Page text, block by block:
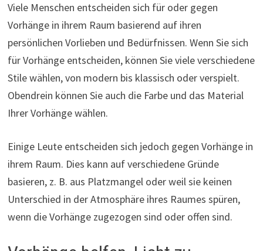
Viele Menschen entscheiden sich für oder gegen
Vorhänge in ihrem Raum basierend auf ihren
persönlichen Vorlieben und Bedürfnissen. Wenn Sie sich
für Vorhänge entscheiden, können Sie viele verschiedene
Stile wählen, von modern bis klassisch oder verspielt.
Obendrein können Sie auch die Farbe und das Material
Ihrer Vorhänge wählen.
Einige Leute entscheiden sich jedoch gegen Vorhänge in
ihrem Raum. Dies kann auf verschiedene Gründe
basieren, z. B. aus Platzmangel oder weil sie keinen
Unterschied in der Atmosphäre ihres Raumes spüren,
wenn die Vorhänge zugezogen sind oder offen sind.